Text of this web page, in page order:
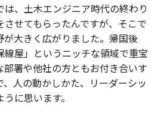
、土木エンジニア時代の終わり
させてもらったんですが、そこで
大きく広がりました。帰国後
線屋」というニッチな領域で重宝
署や他社の方ともお付き合いす
人の動かしかた、リーダーシッ
に思います。